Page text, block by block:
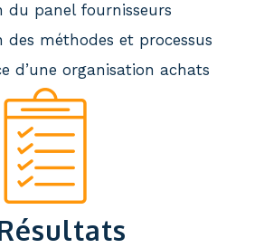
du panel fournisseurs
des méthodes et processus
d’une organisation achats